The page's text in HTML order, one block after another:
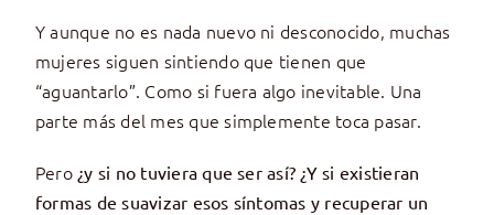
Y aunque no es nada nuevo ni desconocido, muchas
mujeres siguen sintiendo que tienen que
“aguantarlo”. Como si fuera algo inevitable. Una
parte más del mes que simplemente toca pasar.
Pero ¿y si no tuviera que ser así? ¿Y si existieran
formas de suavizar esos síntomas y recuperar un